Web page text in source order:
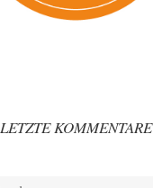
LETZTE KOMMENTARE